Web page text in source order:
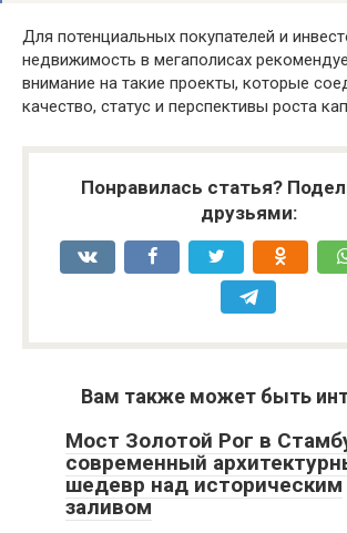
Для потенциальных покупателей и
недвижимость в мегаполисах
внимание на такие проекты, которые
качество, статус и перспективы роста
Понравилась статья?
друзьями:
Вам также может быть
Мост Золотой Рог в
современный
шедевр над историческим
заливом